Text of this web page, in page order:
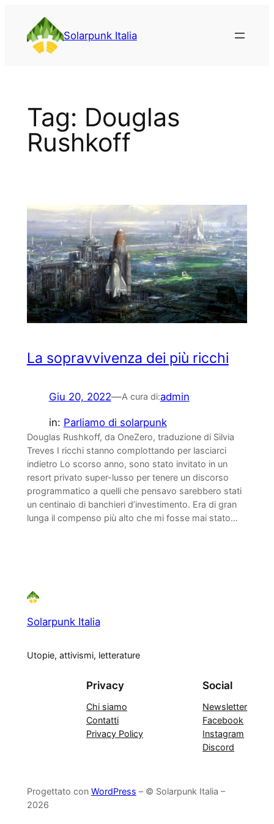
contenuto
Solarpunk Italia
Tag: Douglas
Rushkoff
La sopravvivenza dei più ricchi
Giu 20, 2022—A cura di:admin
in: Parliamo di solarpunk
Douglas Rushkoff, da OneZero, traduzione di Silvia
Treves I ricchi stanno complottando per lasciarci
indietro Lo scorso anno, sono stato invitato in un
resort privato super-lusso per tenere un discorso
programmatico a quelli che pensavo sarebbero stati
un centinaio di banchieri d’investimento. Era di gran
lunga il compenso più alto che mi fosse mai stato…
Solarpunk Italia
Utopie, attivismi, letterature
Privacy
Chi siamo
Contatti
Privacy Policy
Social
Newsletter
Facebook
Instagram
Discord
Progettato con WordPress – © Solarpunk Italia –
2026